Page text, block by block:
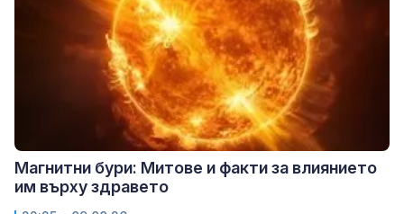
Магнитни бури: Митове и факти за влиянието
им върху здравето